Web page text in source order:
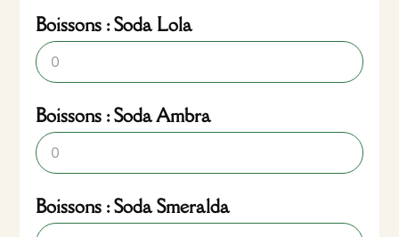
Boissons : Soda Lola
Boissons : Soda Ambra
Boissons : Soda Smeralda